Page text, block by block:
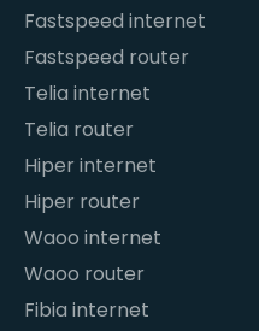
Fastspeed internet
Fastspeed router
Telia internet
Telia router
Hiper internet
Hiper router
Waoo internet
Waoo router
Fibia internet